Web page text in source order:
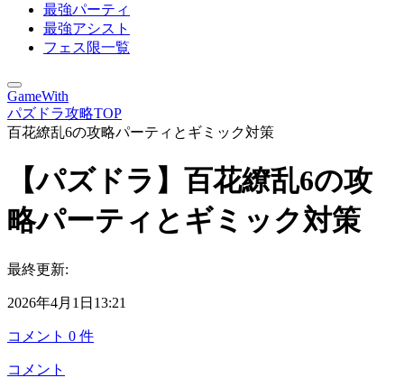
最強パーティ
最強アシスト
フェス限一覧
GameWith
パズドラ攻略TOP
百花繚乱6の攻略パーティとギミック対策
【パズドラ】百花繚乱6の攻
略パーティとギミック対策
最終更新:
2026年4月1日13:21
コメント 0 件
コメント